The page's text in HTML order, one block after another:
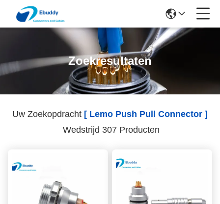
Zoekresultaten
Uw Zoekopdracht [ Lemo Push Pull Connector ]
Wedstrijd 307 Producten